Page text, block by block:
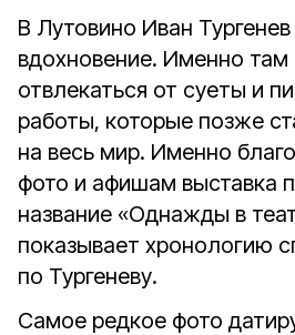
В Лутовино Иван
вдохновение. Именно там
отвлекаться от суеты и
работы, которые позже
на весь мир. Именно
фото и афишам выставка
название «Однажды в
показывает хронологию
по Тургеневу.
Самое редкое фото